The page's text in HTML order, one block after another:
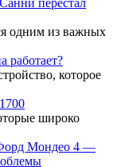
одним из важных
работает?
которое
широко
Форд Мондео 4 —